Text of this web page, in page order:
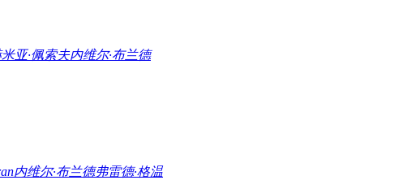
亚·佩索夫内维尔·布兰德
内维尔·布兰德弗雷德·格温